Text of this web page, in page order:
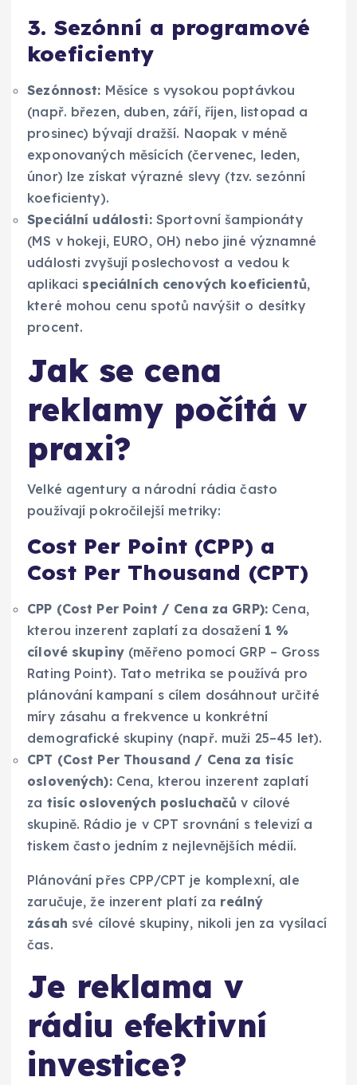
3. Sezónní a programové
koeficienty
Sezónnost: Měsíce s vysokou poptávkou
(např. březen, duben, září, říjen, listopad a
prosinec) bývají dražší. Naopak v méně
exponovaných měsících (červenec, leden,
únor) lze získat výrazné slevy (tzv. sezónní
koeficienty).
Speciální události:Sportovní šampionáty
(MS v hokeji, EURO, OH) nebo jiné významné
události zvyšují poslechovost a vedou k
aplikaci speciálních cenových koeficientů,
které mohou cenu spotů navýšit o desítky
procent.
Jak se cena
reklamy počítá v
praxi?
Velké agentury a národní rádia často
používají pokročilejší metriky:
Cost Per Point (CPP) a
Cost Per Thousand (CPT)
CPP (Cost Per Point / Cena za GRP): Cena,
kterou inzerent zaplatí za dosažení 1 %
cílové skupiny (měřeno pomocí GRP – Gross
Rating Point). Tato metrika se používá pro
plánování kampaní s cílem dosáhnout určité
míry zásahu a frekvence u konkrétní
demografické skupiny (např. muži 25–45 let).
CPT (Cost Per Thousand / Cena za tisíc
oslovených):Cena, kterou inzerent zaplatí
za tisíc oslovených posluchačů v cílové
skupině. Rádio je v CPT srovnání s televizí a
tiskem často jedním z nejlevnějších médií.
Plánování přes CPP/CPT je komplexní, ale
zaručuje, že inzerent platí za reálný
zásah své cílové skupiny, nikoli jen za vysílací
čas.
Je reklama v
rádiu efektivní
investice?